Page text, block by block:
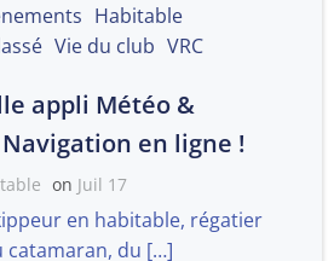
Habitable
Vie du club VRC
appli Météo &
en ligne !
on Juil 17
en habitable, régatier
catamaran, du […]